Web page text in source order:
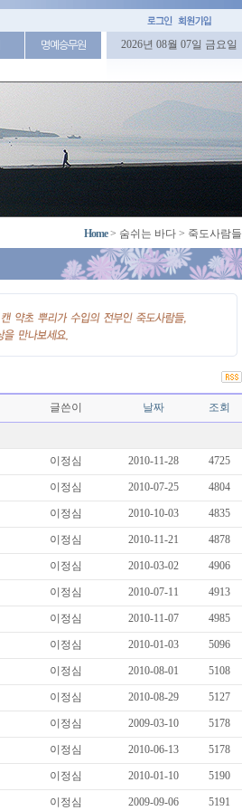
명예승무원 2026년 08월 07일 금요일
Home> 숨쉬는 바다 > 죽도사람들
글쓴이 날짜 조회
이정심 2010-11-28 4725
이정심 2010-07-25 4804
이정심 2010-10-03 4835
이정심 2010-11-21 4878
이정심 2010-03-02 4906
이정심 2010-07-11 4913
이정심 2010-11-07 4985
이정심 2010-01-03 5096
이정심 2010-08-01 5108
이정심 2010-08-29 5127
이정심 2009-03-10 5178
이정심 2010-06-13 5178
이정심 2010-01-10 5190
이정심 2009-09-06 5191